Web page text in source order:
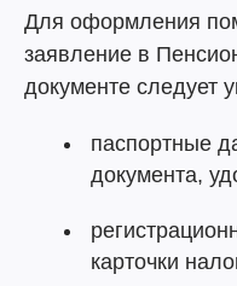
Для оформления
заявление в
документе следует
паспортные
документа,
карточки